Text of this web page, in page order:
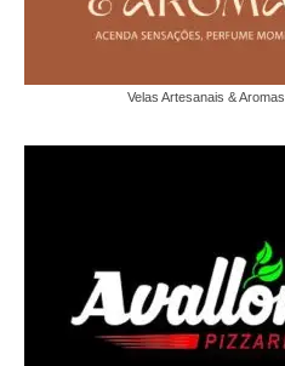
Velas Artesanais & Aromas